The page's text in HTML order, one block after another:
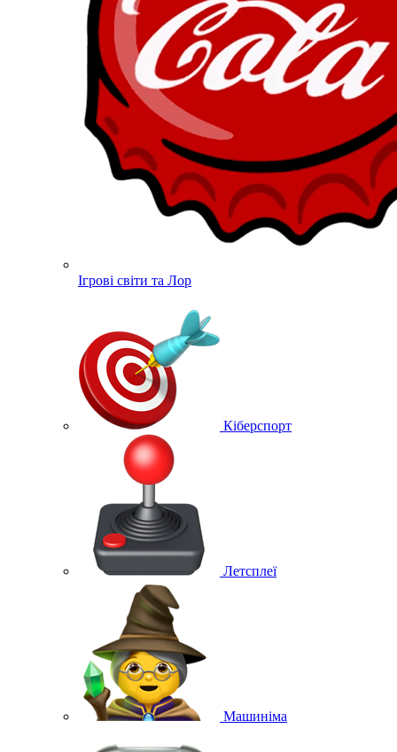
Ігрові світи та Лор
Кіберспорт
Летсплеї
Машиніма